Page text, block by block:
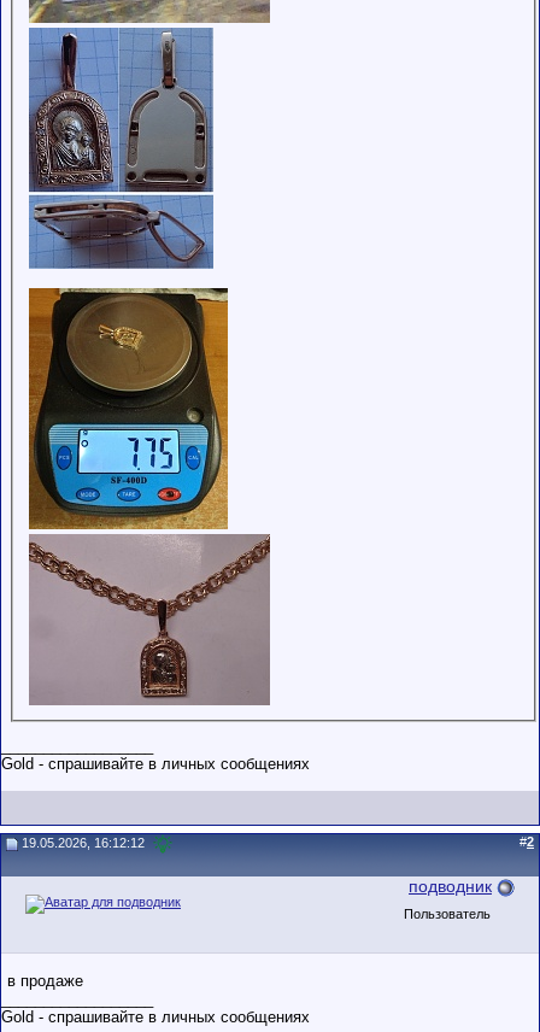
Gold - спрашивайте в личных сообщениях
19.05.2026, 16:12:12 #2
подводник
Пользователь
в продаже
Gold - спрашивайте в личных сообщениях